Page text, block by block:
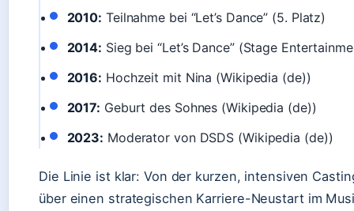
2010: Teilnahme bei “Let’s Dance” (5. Platz)
2014: Sieg bei “Let’s Dance” (Stage
2016: Hochzeit mit Nina (Wikipedia (de))
2017: Geburt des Sohnes (Wikipedia (de))
2023: Moderator von DSDS (Wikipedia (de))
Die Linie ist klar: Von der kurzen, intensiven
über einen strategischen Karriere-Neustart im